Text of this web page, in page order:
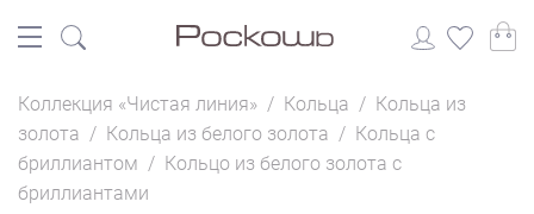
Коллекция «Чистая линия» / Кольца / Кольца из
золота / Кольца из белого золота / Кольца с
бриллиантом / Кольцо из белого золота с
бриллиантами